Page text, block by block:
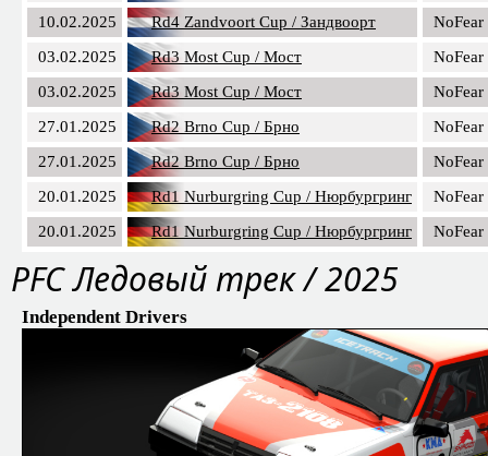
10.02.2025
Rd4 Zandvoort Cup / Зандвоорт
NoFear
03.02.2025
Rd3 Most Cup / Мост
NoFear
03.02.2025
Rd3 Most Cup / Мост
NoFear
27.01.2025
Rd2 Brno Cup / Брно
NoFear
27.01.2025
Rd2 Brno Cup / Брно
NoFear
20.01.2025
Rd1 Nurburgring Cup / Нюрбургринг
NoFear
20.01.2025
Rd1 Nurburgring Cup / Нюрбургринг NoFear
PFC Ледовый трек / 2025
Independent Drivers